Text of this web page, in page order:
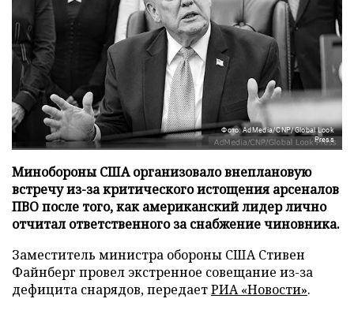
Фото: AdMedia/CNP/Global Look
Press
Минобороны США организовало внеплановую
встречу из-за критического истощения арсеналов
ПВО после того, как американский лидер лично
отчитал ответственного за снабжение чиновника.
Заместитель министра обороны США Стивен
Файнберг провел экстренное совещание из-за
дефицита снарядов, передаетРИА «Новости».